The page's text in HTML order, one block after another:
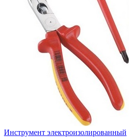
Инструмент электроизолированный